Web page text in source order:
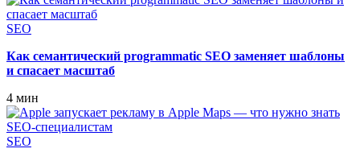
SEO
Как семантический programmatic SEO заменяет шаблоны
и спасает масштаб
4 мин
SEO